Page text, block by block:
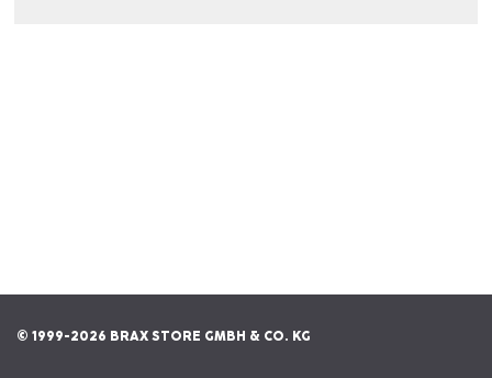
© 1999-2026 BRAX STORE GMBH & CO. KG